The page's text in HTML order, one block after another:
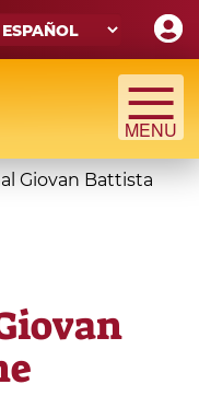
Giovan Battista